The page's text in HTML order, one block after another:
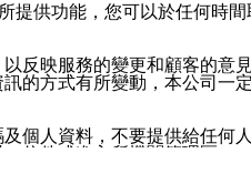
提供功能，您可以於任何時
反映服務的變更和顧客的意
的方式有所變動，本公司一
個人資料，不要提供給任何
信件或進入所機關管理區。